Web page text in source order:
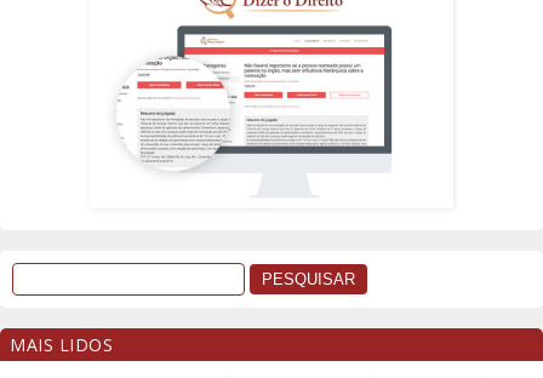
MAIS LIDOS